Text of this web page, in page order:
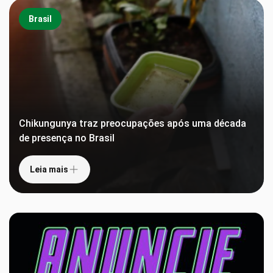
Brasil
Chikungunya traz preocupações após uma década
de presença no Brasil
Leia mais